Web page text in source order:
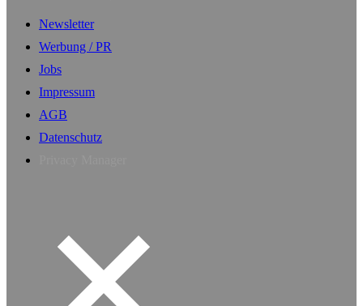
Newsletter
Werbung / PR
Jobs
Impressum
AGB
Datenschutz